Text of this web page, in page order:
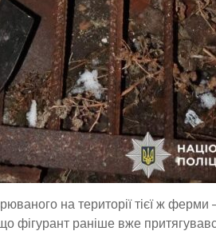
на території тієї ж
фігурант раніше вже